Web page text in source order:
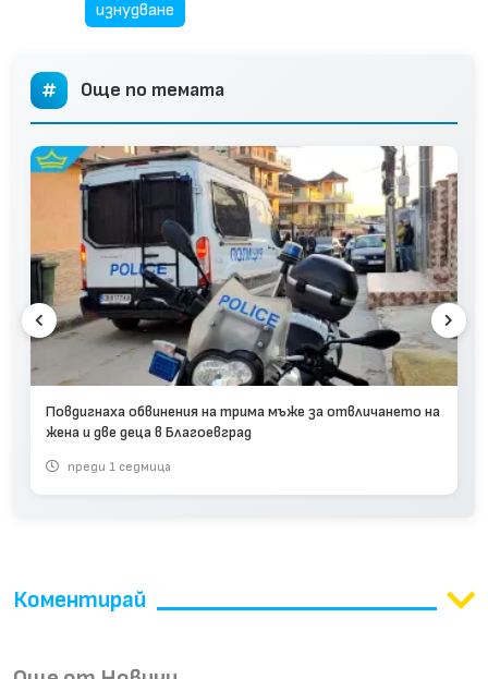
изнудване
Още по темата
Повдигнаха обвинения на трима мъже за отвличането на
жена и две деца в Благоевград
преди 1 седмица
Коментирай